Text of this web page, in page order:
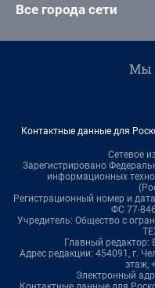
Все города сети
Мы
Контактные данные для
Сетевое
Зарегистрировано
информационных
Регистрационный номер и
ФС 77-
Учредитель: Общество с
Главный
Адрес редакции: 454091, г.
этаж,
Электронный